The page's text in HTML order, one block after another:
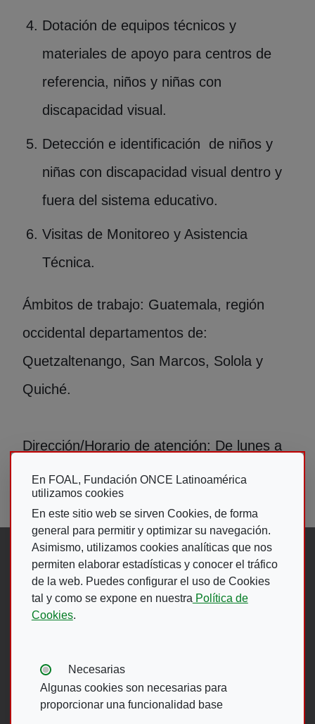
En FOAL, Fundación ONCE Latinoamérica
utilizamos cookies
En este sitio web se sirven Cookies, de forma
general para permitir y optimizar su navegación.
Asimismo, utilizamos cookies analíticas que nos
permiten elaborar estadísticas y conocer el tráfico
de la web. Puedes configurar el uso de Cookies
tal y como se expone en nuestra Política de
Cookies.
Tipos de cookies:
Necesarias
Algunas cookies son necesarias para
proporcionar una funcionalidad base
Dotación de equipos técnicos y
materiales de apoyo para centros de
referencia, niños y niñas con
discapacidad visual.
Detección e identificación de niños y
niñas con discapacidad visual dentro y
fuera del sistema educativo.
Visitas de Monitoreo y Asistencia
Técnica.
Ámbitos de trabajo: Guatemala, región
occidental departamentos de:
Quetzaltenango, San Marcos, Solola y
Quiché.
Dirección/Horario de atención: De lunes a
viernes de 8:00 a 5:00 pm.
Síguenos en:
Abre en ventana nueva. Ir a
Abre en ventana nueva. Ir
(Abre en nueva ventana)
Abre en ventana
(Abre en nueva
Abre en ventana
(Abre en nueva
Menú del pie